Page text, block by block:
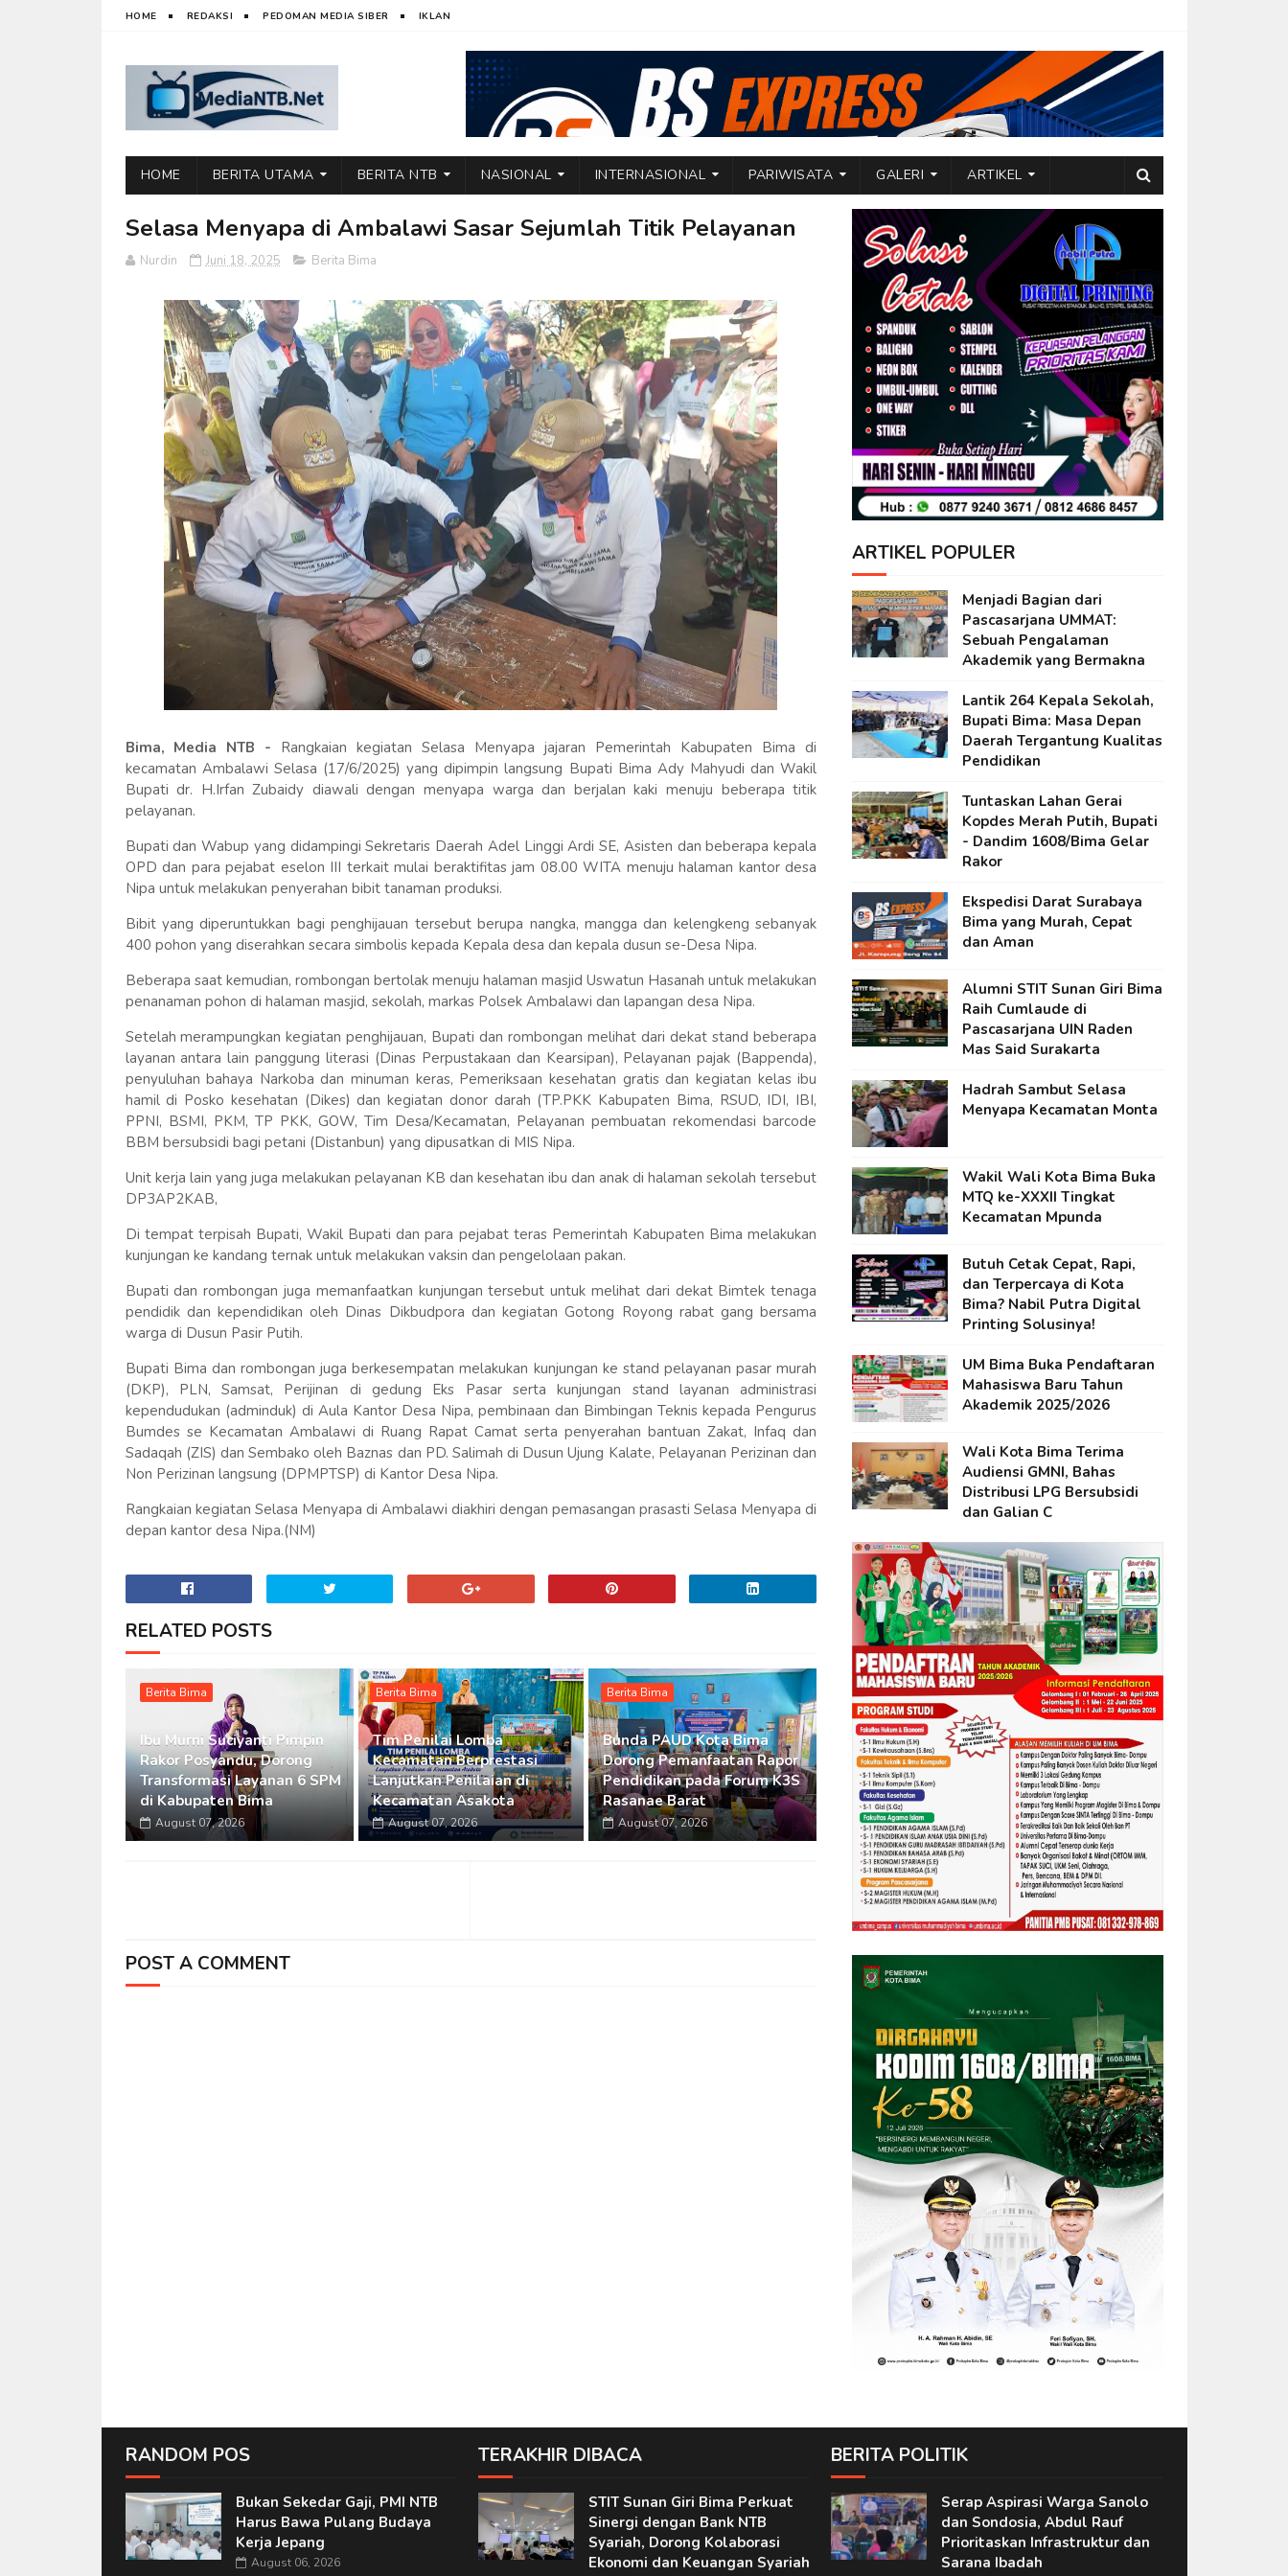
HOME REDAKSI PEDOMAN MEDIA SIBER IKLAN
HOME BERITA UTAMA BERITA NTB NASIONAL INTERNASIONAL PARIWISATA GALERI ARTIKEL
Selasa Menyapa di Ambalawi Sasar Sejumlah Titik Pelayanan
Nurdin Juni 18, 2025 Berita Bima
Bima, Media NTB - Rangkaian kegiatan Selasa Menyapa jajaran Pemerintah Kabupaten Bima di
kecamatan Ambalawi Selasa (17/6/2025) yang dipimpin langsung Bupati Bima Ady Mahyudi dan Wakil
Bupati dr. H.Irfan Zubaidy diawali dengan menyapa warga dan berjalan kaki menuju beberapa titik
pelayanan.
Bupati dan Wabup yang didampingi Sekretaris Daerah Adel Linggi Ardi SE, Asisten dan beberapa kepala
OPD dan para pejabat eselon III terkait mulai beraktifitas jam 08.00 WITA menuju halaman kantor desa
Nipa untuk melakukan penyerahan bibit tanaman produksi.
Bibit yang diperuntukkan bagi penghijauan tersebut berupa nangka, mangga dan kelengkeng sebanyak
400 pohon yang diserahkan secara simbolis kepada Kepala desa dan kepala dusun se-Desa Nipa.
Beberapa saat kemudian, rombongan bertolak menuju halaman masjid Uswatun Hasanah untuk melakukan
penanaman pohon di halaman masjid, sekolah, markas Polsek Ambalawi dan lapangan desa Nipa.
Setelah merampungkan kegiatan penghijauan, Bupati dan rombongan melihat dari dekat stand beberapa
layanan antara lain panggung literasi (Dinas Perpustakaan dan Kearsipan), Pelayanan pajak (Bappenda),
penyuluhan bahaya Narkoba dan minuman keras, Pemeriksaan kesehatan gratis dan kegiatan kelas ibu
hamil di Posko kesehatan (Dikes) dan kegiatan donor darah (TP.PKK Kabupaten Bima, RSUD, IDI, IBI,
PPNI, BSMI, PKM, TP PKK, GOW, Tim Desa/Kecamatan, Pelayanan pembuatan rekomendasi barcode
BBM bersubsidi bagi petani (Distanbun) yang dipusatkan di MIS Nipa.
Unit kerja lain yang juga melakukan pelayanan KB dan kesehatan ibu dan anak di halaman sekolah tersebut
DP3AP2KAB,
Di tempat terpisah Bupati, Wakil Bupati dan para pejabat teras Pemerintah Kabupaten Bima melakukan
kunjungan ke kandang ternak untuk melakukan vaksin dan pengelolaan pakan.
Bupati dan rombongan juga memanfaatkan kunjungan tersebut untuk melihat dari dekat Bimtek tenaga
pendidik dan kependidikan oleh Dinas Dikbudpora dan kegiatan Gotong Royong rabat gang bersama
warga di Dusun Pasir Putih.
Bupati Bima dan rombongan juga berkesempatan melakukan kunjungan ke stand pelayanan pasar murah
(DKP), PLN, Samsat, Perijinan di gedung Eks Pasar serta kunjungan stand layanan administrasi
kependudukan (adminduk) di Aula Kantor Desa Nipa, pembinaan dan Bimbingan Teknis kepada Pengurus
Bumdes se Kecamatan Ambalawi di Ruang Rapat Camat serta penyerahan bantuan Zakat, Infaq dan
Sadaqah (ZIS) dan Sembako oleh Baznas dan PD. Salimah di Dusun Ujung Kalate, Pelayanan Perizinan dan
Non Perizinan langsung (DPMPTSP) di Kantor Desa Nipa.
Rangkaian kegiatan Selasa Menyapa di Ambalawi diakhiri dengan pemasangan prasasti Selasa Menyapa di
depan kantor desa Nipa.(NM)
RELATED POSTS
Berita Bima
Ibu Murni Suciyanti Pimpin
Rakor Posyandu, Dorong
Transformasi Layanan 6 SPM
di Kabupaten Bima
August 07, 2026
Berita Bima
Tim Penilai Lomba
Kecamatan Berprestasi
Lanjutkan Penilaian di
Kecamatan Asakota
August 07, 2026
Berita Bima
Bunda PAUD Kota Bima
Dorong Pemanfaatan Rapor
Pendidikan pada Forum K3S
Rasanae Barat
August 07, 2026
POST A COMMENT
ARTIKEL POPULER
Menjadi Bagian dari
Pascasarjana UMMAT:
Sebuah Pengalaman
Akademik yang Bermakna
Lantik 264 Kepala Sekolah,
Bupati Bima: Masa Depan
Daerah Tergantung Kualitas
Pendidikan
Tuntaskan Lahan Gerai
Kopdes Merah Putih, Bupati
- Dandim 1608/Bima Gelar
Rakor
Ekspedisi Darat Surabaya
Bima yang Murah, Cepat
dan Aman
Alumni STIT Sunan Giri Bima
Raih Cumlaude di
Pascasarjana UIN Raden
Mas Said Surakarta
Hadrah Sambut Selasa
Menyapa Kecamatan Monta
Wakil Wali Kota Bima Buka
MTQ ke-XXXII Tingkat
Kecamatan Mpunda
Butuh Cetak Cepat, Rapi,
dan Terpercaya di Kota
Bima? Nabil Putra Digital
Printing Solusinya!
UM Bima Buka Pendaftaran
Mahasiswa Baru Tahun
Akademik 2025/2026
Wali Kota Bima Terima
Audiensi GMNI, Bahas
Distribusi LPG Bersubsidi
dan Galian C
RANDOM POS
Bukan Sekedar Gaji, PMI NTB
Harus Bawa Pulang Budaya
Kerja Jepang
August 06, 2026
TERAKHIR DIBACA
STIT Sunan Giri Bima Perkuat
Sinergi dengan Bank NTB
Syariah, Dorong Kolaborasi
Ekonomi dan Keuangan Syariah
BERITA POLITIK
Serap Aspirasi Warga Sanolo
dan Sondosia, Abdul Rauf
Prioritaskan Infrastruktur dan
Sarana Ibadah